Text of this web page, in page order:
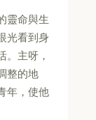
靈命與生
光看到身
。主呀，
整的地
年，使他